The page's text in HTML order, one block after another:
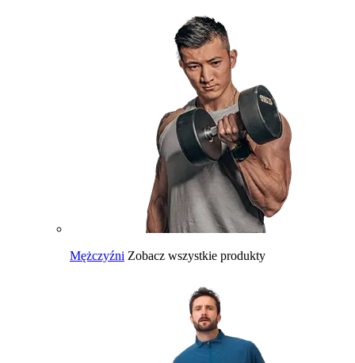
Mężczyźni Zobacz wszystkie produkty